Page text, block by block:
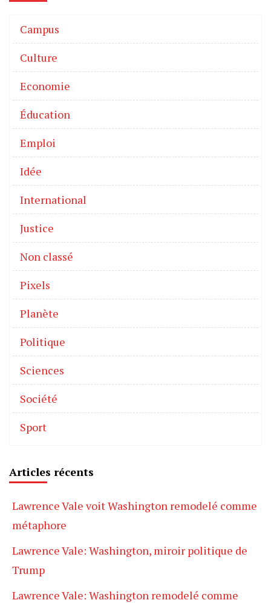
Campus
Culture
Economie
Éducation
Emploi
Idée
International
Justice
Non classé
Pixels
Planète
Politique
Sciences
Société
Sport
Articles récents
Lawrence Vale voit Washington remodelé comme
métaphore
Lawrence Vale: Washington, miroir politique de
Trump
Lawrence Vale: Washington remodelé comme